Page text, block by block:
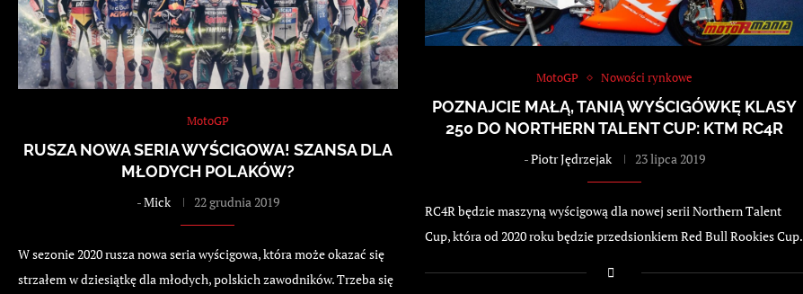
MotoGP
RUSZA NOWA SERIA WYŚCIGOWA! SZANSA DLA
MŁODYCH POLAKÓW?
-Mick 22 grudnia 2019
W sezonie 2020 rusza nowa seria wyścigowa, która może okazać się
strzałem w dziesiątkę dla młodych, polskich zawodników. Trzeba się
MotoGP Nowości rynkowe
POZNAJCIE MAŁĄ, TANIĄ WYŚCIGÓWKĘ KLASY
250 DO NORTHERN TALENT CUP: KTM RC4R
-Piotr Jędrzejak 23 lipca 2019
RC4R będzie maszyną wyścigową dla nowej serii Northern Talent
Cup, która od 2020 roku będzie przedsionkiem Red Bull Rookies Cup.